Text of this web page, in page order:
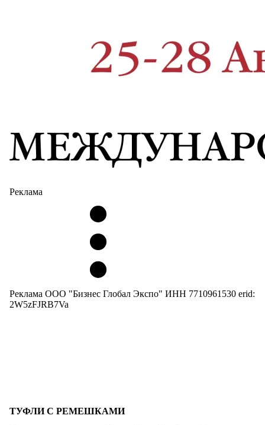
Реклама
Реклама ООО "Бизнес Глобал Экспо" ИНН 7710961530 erid:
2W5zFJRB7Va
ТУФЛИ С РЕМЕШКАМИ